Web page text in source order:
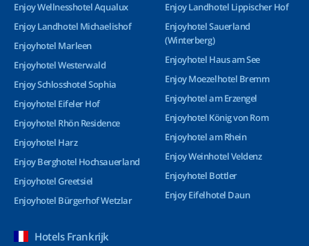
Enjoy Wellnesshotel Aqualux
Enjoy Landhotel Michaelishof
Enjoyhotel Marleen
Enjoyhotel Westerwald
Enjoy Schlosshotel Sophia
Enjoyhotel Eifeler Hof
Enjoyhotel Rhön Residence
Enjoyhotel Harz
Enjoy Berghotel Hochsauerland
Enjoyhotel Greetsiel
Enjoyhotel Bürgerhof Wetzlar
Enjoy Landhotel Lippischer Hof
Enjoyhotel Sauerland
(Winterberg)
Enjoyhotel Haus am See
Enjoy Moezelhotel Bremm
Enjoyhotel am Erzengel
Enjoyhotel König von Rom
Enjoyhotel am Rhein
Enjoy Weinhotel Veldenz
Enjoyhotel Bottler
Enjoy Eifelhotel Daun
Hotels Frankrijk